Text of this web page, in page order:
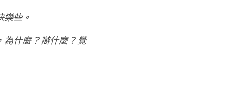
些。
為什麼？辯什麼？覺